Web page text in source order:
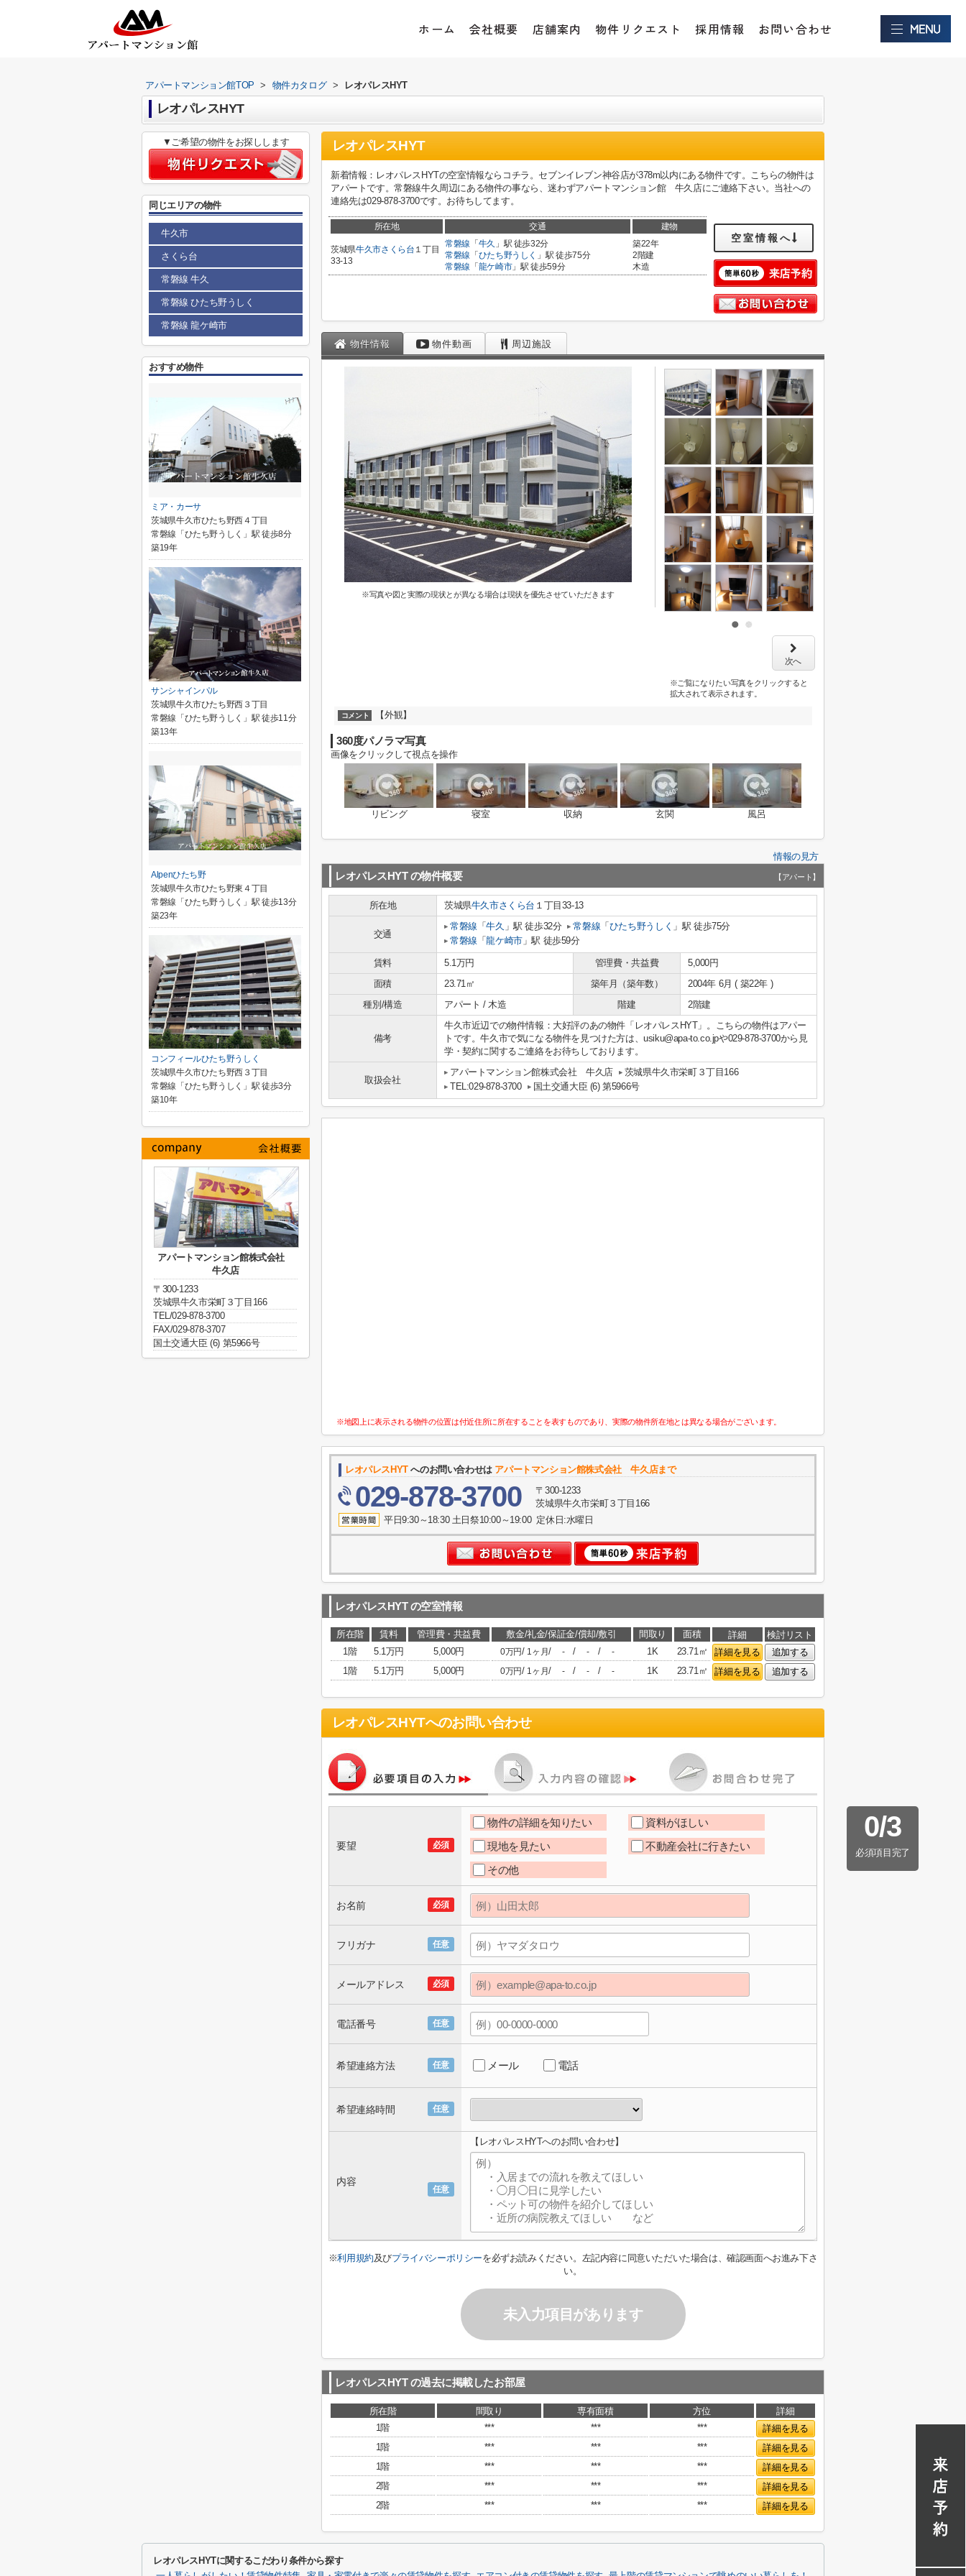
ホーム 会社概要 店舗案内 物件リクエスト 採用情報 お問い合わせ
アパートマンション館TOP > 物件カタログ > レオパレスHYT
レオパレスHYT
レオパレスHYT
新着情報：レオパレスHYTの空室情報ならコチラ。セブンイレブン神谷店が378m以内にある物件です。こちらの物件は
アパートです。常磐線牛久周辺にある物件の事なら、迷わずアパートマンション館 牛久店にご連絡下さい。当社への
連絡先は029-878-3700です。お待ちしてます。
所在地 交通 建物
茨城県牛久市さくら台 １丁目
33-13
常磐線 「 牛久 」駅 徒歩32分
常磐線 「 ひたち野うしく 」駅 徒歩75分
常磐線 「 龍ケ崎市」駅 徒歩59分
築22年
2階建
木造
空室情報へ
物件情報 物件動画 周辺施設
※写真や図と実際の現状とが異なる場合は現状を優先させていただきます
次へ
※ご覧になりたい写真をクリックすると
拡大されて表示されます。
コメント 【外観】
360度パノラマ写真
画像をクリックして視点を操作
リビング 寝室 収納 玄関 風呂
情報の見方
レオパレスHYT の物件概要 【アパート】
所在地 茨城県牛久市さくら台 １丁目33-13
交通
常磐線 「牛久 」駅 徒歩32分 常磐線 「 ひたち野うしく 」駅 徒歩75分
常磐線 「龍ケ崎市」駅 徒歩59分
賃料 5.1万円 管理費・共益費
5,000円
面積
23.71㎡ 築年月（築年数）
2004年 6月 ( 築22年 )
種別/構造
アパート / 木造 階建 2階建
備考
牛久市近辺での物件情報：大好評のあの物件「レオパレスHYT」。こちらの物件はアパー
トです。牛久市で気になる物件を見つけた方は、usiku@apa-to.co.jpや029-878-3700から見
学・契約に関するご連絡をお待ちしております。
取扱会社
アパートマンション館株式会社 牛久店
茨城県牛久市栄町３丁目166
TEL:029-878-3700
国土交通大臣 (6) 第5966号
※地図上に表示される物件の位置は付近住所に所在することを表すものであり、実際の物件所在地とは異なる場合がございます。
レオパレスHYTへのお問い合わせは アパートマンション館株式会社 牛久店まで
029-878-3700
〒300-1233
茨城県牛久市栄町３丁目166
平日9:30～18:30 土日祭10:00～19:00 定休日:水曜日
レオパレスHYT の空室情報
所在階 賃料 管理費・共益費 敷金/礼金/保証金/償却/敷引 間取り 面積 詳細
検討リスト
1階
5.1万円 5,000円 0万円/ 1ヶ月/ - / - / - 1K 23.71㎡ 詳細を見る
追加する
1階
5.1万円 5,000円 0万円/ 1ヶ月/ - / - / - 1K 23.71㎡ 詳細を見る 追加する
レオパレスHYTへのお問い合わせ
0/3
必須項目完了
必須
要望
物件の詳細を知りたい
資料がほしい
現地を見たい
不動産会社に行きたい
その他
必須
お名前
任意
フリガナ
必須
メールアドレス
任意
電話番号
任意
希望連絡方法 メール 電話
任意
希望連絡時間
任意
内容
【レオパレスHYTへのお問い合わせ】
※利用規約及びプライバシーポリシーを必ずお読みください。左記内容に同意いただいた場合は、確認画面へお進み下さ
い。
未入力項目があります
レオパレスHYT の過去に掲載したお部屋
所在階 間取り 専有面積 方位
詳細
1階
*** *** ***
詳細を見る
1階
*** *** ***
詳細を見る
1階
*** *** ***
詳細を見る
2階
*** *** ***
詳細を見る
2階
*** *** *** 詳細を見る
▼ご希望の物件をお探しします
同じエリアの物件
牛久市
さくら台
常磐線 牛久
常磐線 ひたち野うしく
常磐線 龍ケ崎市
おすすめ物件
ミア・カーサ
茨城県牛久市ひたち野西４丁目
常磐線「ひたち野うしく」駅 徒歩8分
築19年
サンシャインパル
茨城県牛久市ひたち野西３丁目
常磐線「ひたち野うしく」駅 徒歩11分
築13年
Alpenひたち野
茨城県牛久市ひたち野東４丁目
常磐線「ひたち野うしく」駅 徒歩13分
築23年
コンフィールひたち野うしく
茨城県牛久市ひたち野西３丁目
常磐線「ひたち野うしく」駅 徒歩3分
築10年
アパートマンション館株式会社
牛久店
〒300-1233
茨城県牛久市栄町３丁目166
TEL/029-878-3700
FAX/029-878-3707
国土交通大臣 (6) 第5966号
レオパレスHYTに関するこだわり条件から探す